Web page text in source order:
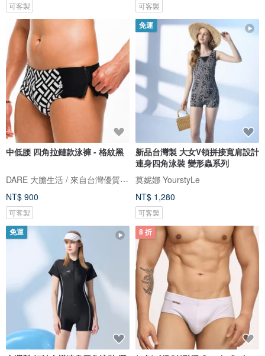
可客製 可客製
中低腰 四角拉鏈款泳褲 - 格紋黑
DARE 大膽生活 / 來自台灣優質男性內著
NT$ 900
可客製
免運
新品台灣製 大女V領拼接寬肩設計
連身四角泳裝 變形蟲系列
莫妮娜 YourstyLe
NT$ 1,280
可客製
免運 8 折